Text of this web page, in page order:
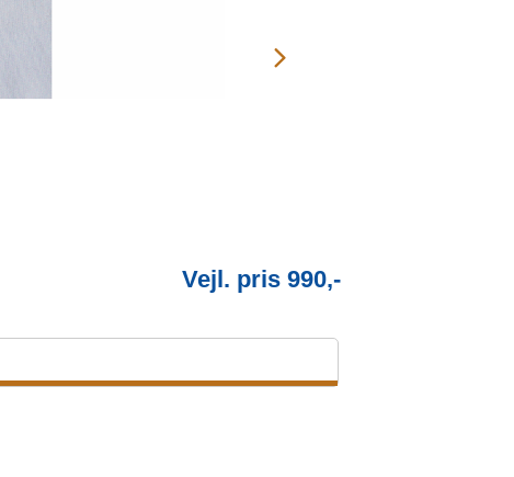
Vejl. pris 990,-